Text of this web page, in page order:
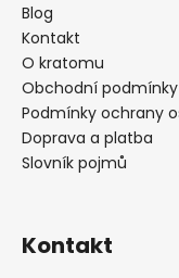
Blog
Kontakt
O kratomu
Obchodní podmínky
Podmínky ochrany
Doprava a platba
Slovník pojmů
Kontakt